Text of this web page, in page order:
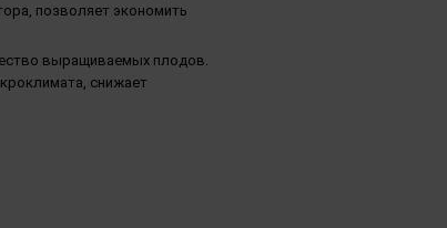
позволяет экономить
выращиваемых плодов.
снижает